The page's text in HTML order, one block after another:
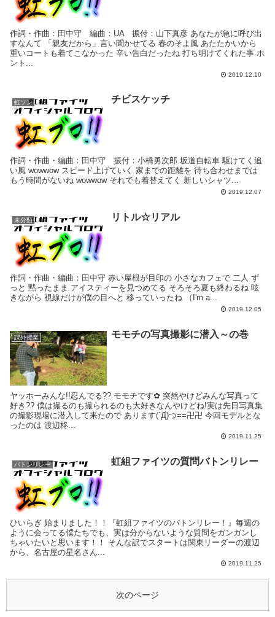
作詞・作曲：田中守 編曲：UA 振付：山下真彦 あなたが急に呼び出
すなんて 「親友だから」言い聞かせてる 春のそよ風 あたたかいから
重いコートも着てこなかった 辛い告白だったね 打ち明けてくれた事 ホ
ント...
2019.12.10
虹ソン チビスケッチ
作詞・作曲・編曲：田中守 振付：小橋勇次郎 坂道自転車 駆けてく追
い風 wowwow スピード上げていく 家までの距離を 待ち合わせまでは
もう時間がないね wowwow それでも着替えてく 新しいシャツ...
2019.12.07
未分類 リトル☆リアル
作詞・作曲・編曲：田中守 赤い屋根が目印の 小さなカフェで 二人 ず
っと 黙ったまま アイスティーを見つめてる そろそろ夏も終わるね 呟
きながら 視線だけが僕の目へと 移っていったね （I'm a...
2019.12.05
課外授業 モモチの写真撮影に潜入～の巻
ヤッホーみんな!!忍んでる?? モモチです✿ 突然やけどみんな写真って
好き?? 僕は撮るのも撮られるのも大好きなんやけどね!実は先日写真集
の撮影現場に潜入して来たので あります(`Д́)つ==卍卍 今回モデルとな
ったのは 渡辺柊...
2019.11.25
バトンリレー 虹組ファイツの質問バトンリレー
ひいらぎ 始まりました！！『虹組ファイツのバトンリレー！』毎週の
ように会ってる僕たちでも、実は分からないような質問をガンガンし
ちゃいたいと思います！！ そんな訳でスタートは関東リーダーの渡辺
から、名古屋の星名さん...
2019.11.25
次のページ